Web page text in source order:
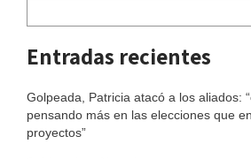
Entradas recientes
Golpeada, Patricia atacó a los aliados:
pensando más en las elecciones que
proyectos”